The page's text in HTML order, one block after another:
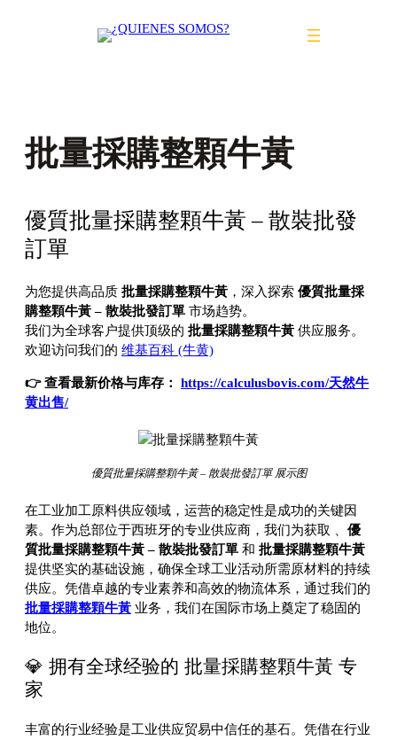
批量採購整顆牛黃
優質批量採購整顆牛黃 – 散裝批發
訂單
为您提供高品质 批量採購整顆牛黃 ，深入探索 優質批量採
購整顆牛黃 – 散裝批發訂單 市场趋势。
我们为全球客户提供顶级的 批量採購整顆牛黃 供应服务。
欢迎访问我们的 维基百科 (牛黄)
👉 查看最新价格与库存： https://calculusbovis.com/天然牛
黄出售/
優質批量採購整顆牛黃 – 散裝批發訂單 展示图
在工业加工原料供应领域，运营的稳定性是成功的关键因
素。作为总部位于西班牙的专业供应商，我们为获取
優
質批量採購整顆牛黃 – 散裝批發訂單 和 批量採購整顆牛黃
提供坚实的基础设施，确保全球工业活动所需原材料的持续
供应。凭借卓越的专业素养和高效的物流体系，通过我们的
批量採購整顆牛黃 业务，我们在国际市场上奠定了稳固的
地位。
💎 拥有全球经验的 批量採購整顆牛黃 专
家
丰富的行业经验是工业供应贸易中信任的基石。凭借在行业